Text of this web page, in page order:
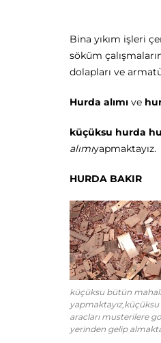
Bina yıkım işleri
söküm
dolapları ve
Hurda alımı ve
küçüksu hurda
alımıyapmaktayız.
HURDA BAKIR
küçüksu bütün
aracları musterilere
yerinden gelip